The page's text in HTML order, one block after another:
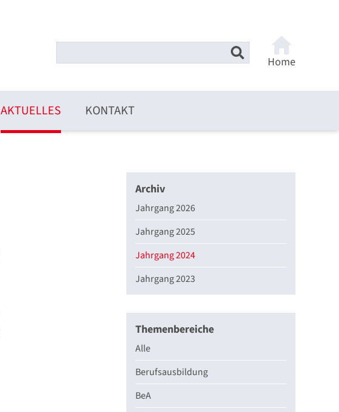
Home
AKTUELLES KONTAKT
Archiv
Jahrgang 2026
Jahrgang 2025
Jahrgang 2024
Jahrgang 2023
Themenbereiche
Alle
Berufsausbildung
BeA